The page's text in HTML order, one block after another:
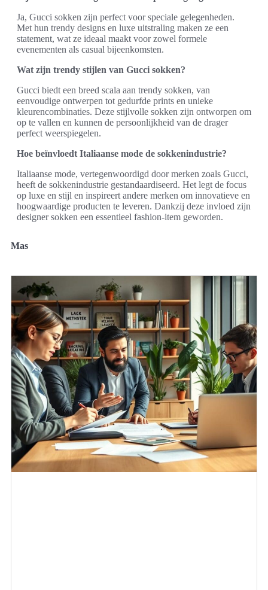
Ja, Gucci sokken zijn perfect voor speciale gelegenheden.
Met hun trendy designs en luxe uitstraling maken ze een
statement, wat ze ideaal maakt voor zowel formele
evenementen als casual bijeenkomsten.
Wat zijn trendy stijlen van Gucci sokken?
Gucci biedt een breed scala aan trendy sokken, van
eenvoudige ontwerpen tot gedurfde prints en unieke
kleurencombinaties. Deze stijlvolle sokken zijn ontworpen om
op te vallen en kunnen de persoonlijkheid van de drager
perfect weerspiegelen.
Hoe beïnvloedt Italiaanse mode de sokkenindustrie?
Italiaanse mode, vertegenwoordigd door merken zoals Gucci,
heeft de sokkenindustrie gestandaardiseerd. Het legt de focus
op luxe en stijl en inspireert andere merken om innovatieve en
hoogwaardige producten te leveren. Dankzij deze invloed zijn
designer sokken een essentieel fashion-item geworden.
Mas